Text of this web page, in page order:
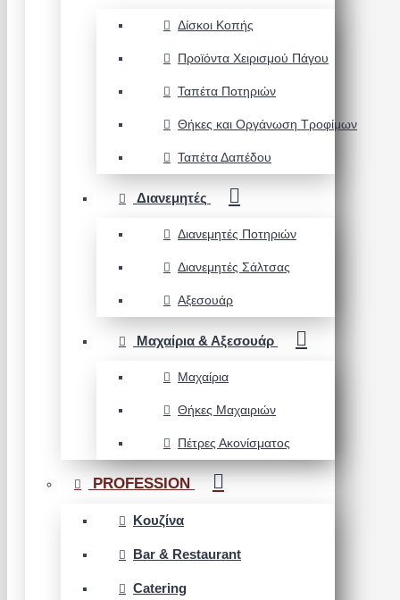
Δίσκοι Κοπής
Προϊόντα Χειρισμού Πάγου
Ταπέτα Ποτηριών
Θήκες και Οργάνωση Τροφίμων
Ταπέτα Δαπέδου
Διανεμητές
Διανεμητές Ποτηριών
Διανεμητές Σάλτσας
Αξεσουάρ
Μαχαίρια & Αξεσουάρ
Μαχαίρια
Θήκες Μαχαιριών
Πέτρες Ακονίσματος
PROFESSION
Κουζίνα
Bar & Restaurant
Catering